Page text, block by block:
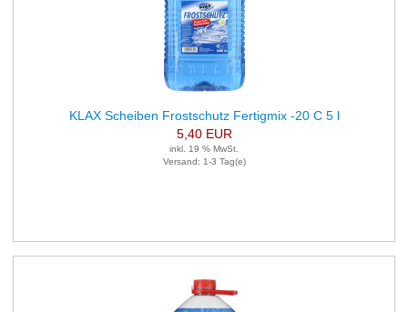
KLAX Scheiben Frostschutz Fertigmix -20 C 5 l
5,40 EUR
inkl. 19 % MwSt.
Versand: 1-3 Tag(e)